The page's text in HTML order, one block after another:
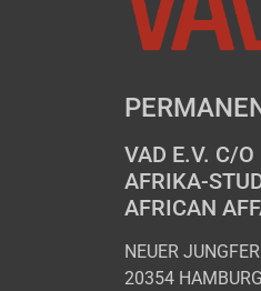
VAD E.V. C/
AFRIKA-
AFRICAN
NEUER
20354